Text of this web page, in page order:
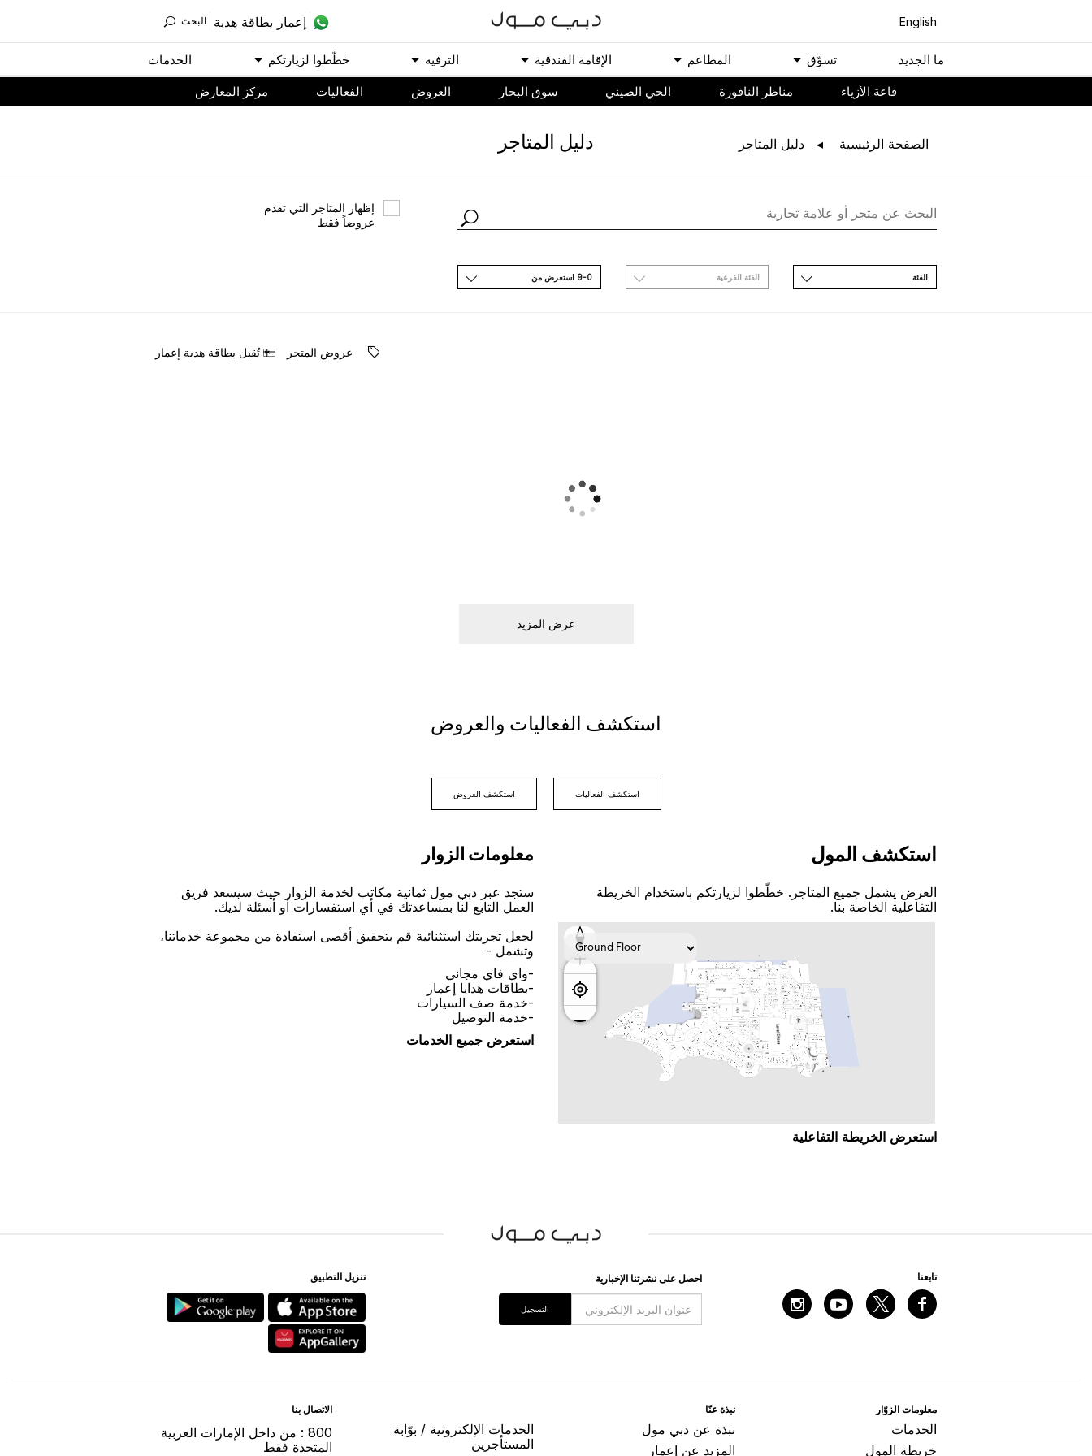
English ﺇﻋﻤﺎﺭ ﺑﻄﺎﻗﺔ ﻫﺪﻳﺔ اﻟﺒﺤﺚ
ﻣﺎ اﻟﺠﺪﻳﺪ ﺗﺴﻮّﻕ اﻟﻤﻄﺎﻋﻢ اﻹﻗﺎﻣﺔ اﻟﻔﻨﺪﻗﻴﺔ اﻟﺘﺮﻓﻴﻪ ﺧﻄّﻄﻮا ﻟﺰﻳﺎﺭﺗﻜﻢ اﻟﺨﺪﻣﺎﺕ
ﻗﺎﻋﺔ اﻷﺯﻳﺎء مناظر النافورة الحي الصيني سوق البحار اﻟﻌﺮﻭﺽ اﻟﻔﻌﺎﻟﻴﺎﺕ مركز المعارض
اﻟﺼﻔﺤﺔ اﻟﺮﺋﻴﺴﻴﺔ ﺩﻟﻴﻞ اﻟﻤﺘﺎﺟﺮ ﺩﻟﻴﻞ اﻟﻤﺘﺎﺟﺮ
ﺇﻇﻬﺎﺭ اﻟﻤﺘﺎﺟﺮ اﻟﺘﻲ ﺗﻘﺪﻡ
ﻋﺮﻭﺿﺎً ﻓﻘﻂ
اﻟﻔﺌﺔ اﻟﻔﺌﺔ اﻟﻔﺮﻋﻴﺔ 9-0 اﺳﺘﻌﺮﺽ ﻣﻦ
ﻋﺮﻭﺽ اﻟﻤﺘﺠﺮ ﺗُﻘﺒﻞ ﺑﻄﺎﻗﺔ ﻫﺪﻳﺔ ﺇﻋﻤﺎﺭ
ﻋﺮﺽ اﻟﻤﺰﻳﺪ
اﺳﺘﻜﺸﻒ اﻟﻔﻌﺎﻟﻴﺎﺕ ﻭاﻟﻌﺮﻭﺽ
اﺳﺘﻜﺸﻒ اﻟﻔﻌﺎﻟﻴﺎﺕ اﺳﺘﻜﺸﻒ اﻟﻌﺮﻭﺽ
اﺳﺘﻜﺸﻒ اﻟﻤﻮﻝ
اﻟﻌﺮﺽ ﻳﺸﻤﻞ ﺟﻤﻴﻊ اﻟﻤﺘﺎﺟﺮ. ﺧﻄّﻄﻮا ﻟﺰﻳﺎﺭﺗﻜﻢ ﺑﺎﺳﺘﺨﺪاﻡ اﻟﺨﺮﻳﻄﺔ
اﻟﺘﻔﺎﻋﻠﻴﺔ اﻟﺨﺎﺻﺔ ﺑﻨﺎ.
اﺳﺘﻌﺮﺽ اﻟﺨﺮﻳﻄﺔ اﻟﺘﻔﺎﻋﻠﻴﺔ
ﻣﻌﻠﻮﻣﺎﺕ اﻟﺰﻭاﺭ
ﺳﺘﺠﺪ ﻋﺒﺮ ﺩﺑﻲ ﻣﻮﻝ ﺛﻤﺎﻧﻴﺔ ﻣﻜﺎﺗﺐ ﻟﺨﺪﻣﺔ اﻟﺰﻭاﺭ ﺣﻴﺚ ﺳﻴﺴﻌﺪ ﻓﺮﻳﻖ
اﻟﻌﻤﻞ اﻟﺘﺎﺑﻊ ﻟﻨﺎ ﺑﻤﺴﺎﻋﺪﺗﻚ ﻓﻲ ﺃﻱ اﺳﺘﻔﺴﺎﺭاﺕ ﺃﻭ ﺃﺳﺌﻠﺔ ﻟﺪﻳﻚ.
ﻟﺠﻌﻞ ﺗﺠﺮﺑﺘﻚ اﺳﺘﺜﻨﺎﺋﻴﺔ ﻗﻢ ﺑﺘﺤﻘﻴﻖ ﺃﻗﺼﻰ اﺳﺘﻔﺎﺩﺓ ﻣﻦ ﻣﺠﻤﻮﻋﺔ ﺧﺪﻣﺎﺗﻨﺎ،
ﻭﺗﺸﻤﻞ -
-ﻭاﻱ ﻓﺎﻱ ﻣﺠﺎﻧﻲ
-ﺑﻄﺎﻗﺎﺕ ﻫﺪاﻳﺎ ﺇﻋﻤﺎﺭ
-ﺧﺪﻣﺔ ﺻﻒ اﻟﺴﻴﺎﺭاﺕ
-ﺧﺪﻣﺔ اﻟﺘﻮﺻﻴﻞ
اﺳﺘﻌﺮﺽ ﺟﻤﻴﻊ اﻟﺨﺪﻣﺎﺕ
ﺗﺎﺑﻌﻨﺎ اﺣﺼﻞ ﻋﻠﻰ ﻧﺸﺮﺗﻨﺎ اﻹﺧﺒﺎﺭﻳﺔ
اﻟﺘﺴﺠﻴﻞ
ﺗﻨﺰﻳﻞ اﻟﺘﻄﺒﻴﻖ
ﻣﻌﻠﻮﻣﺎﺕ اﻟﺰﻭّاﺭ
اﻟﺨﺪﻣﺎﺕ
ﺧﺮﻳﻄﺔ اﻟﻤﻮﻝ
ﻧﺒﺬﺓ ﻋﻨّﺎ
ﻧﺒﺬﺓ ﻋﻦ ﺩﺑﻲ ﻣﻮﻝ
المزيد عن إعمار
اﻟﺨﺪﻣﺎﺕ اﻹﻟﻜﺘﺮﻭﻧﻴﺔ / ﺑﻮّاﺑﺔ
اﻟﻤﺴﺘﺄﺟﺮﻳﻦ
اﻻﺗﺼﺎﻝ ﺑﻨﺎ
800 : ﻣﻦ ﺩاﺧﻞ اﻹﻣﺎﺭاﺕ اﻟﻌﺮﺑﻴﺔ
اﻟﻤﺘﺤﺪﺓ ﻓﻘﻂ